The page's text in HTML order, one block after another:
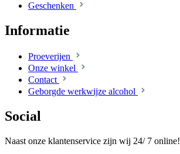
Geschenken
Informatie
Proeverijen
Onze winkel
Contact
Geborgde werkwijze alcohol
Social
Naast onze klantenservice zijn wij 24/ 7 online!